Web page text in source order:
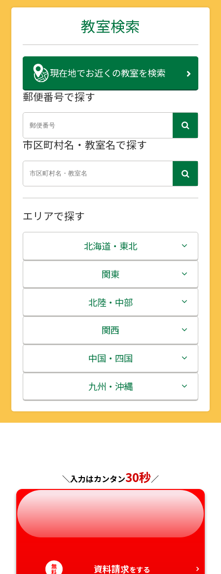
教室検索
現在地でお近くの教室を検索
郵便番号で探す
市区町村名・教室名で探す
エリアで探す
北海道・東北
北海道
青森県
岩手県
宮城県
秋田県
山形県
関東
茨城県
栃木県
群馬県
埼玉県
千葉県
北陸・中部
新潟県
富山県
石川県
福井県
岐阜県
静岡県
関西
三重県
滋賀県
京都府
奈良県
和歌山県
中国・四国
鳥取県
島根県
徳島県
九州・沖縄
福岡県
大分県
＼入力はカンタン30秒／
無
料 資料請求をする